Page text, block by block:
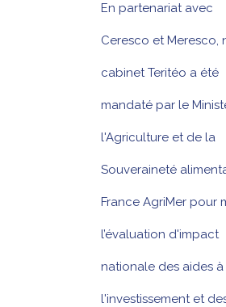
En partenariat avec
Ceresco et Meresco,
cabinet Teritéo a été
mandaté par le
l'Agriculture et de la
Souveraineté
France AgriMer pour
l’évaluation d'impact
nationale des aides à
l'investissement et